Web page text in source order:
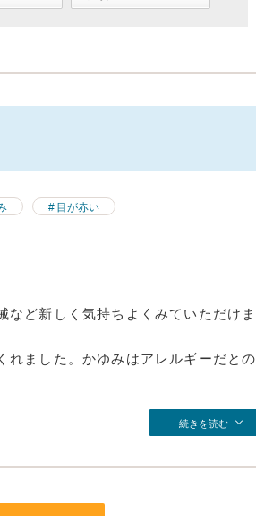
目が赤い
など新しく気持ちよくみていただけま
れました。かゆみはアレルギーだとの
続きを読む